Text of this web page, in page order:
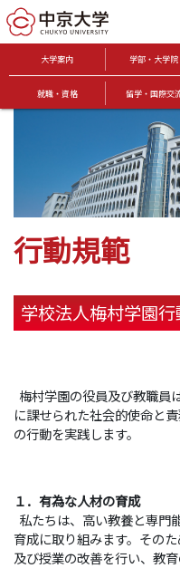
大学案内 学部・大学院
就職・資格 留学・国際交
行動規範
学校法人梅村学園
梅村学園の役員及び教職員
に課せられた社会的使命と
の行動を実践します。
１．有為な人材の育成
私たちは、高い教養と専門
育成に取り組みます。その
及び授業の改善を行い、教育